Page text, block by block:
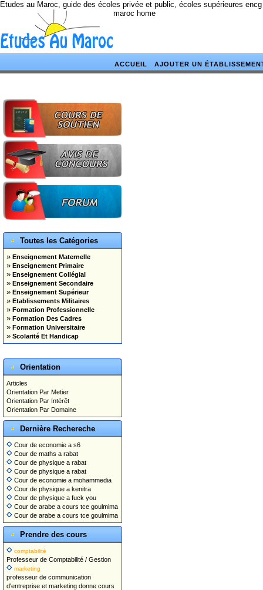
Etudes au Maroc, guide des écoles privée et public, écoles supérieures
maroc home
ACCUEIL AJOUTER UN
Toutes les Catégories
» Enseignement Maternelle
» Enseignement Primaire
» Enseignement Collégial
» Enseignement Secondaire
» Enseignement Supérieur
» Etablissements Militaires
» Formation Professionnelle
» Formation Des Cadres
» Formation Universitaire
» Scolarité Et Handicap
Orientation
Articles
Orientation Par Metier
Orientation Par Intérêt
Orientation Par Domaine
Dernière Rechereche
Cour de economie a s6
Cour de maths a rabat
Cour de physique a rabat
Cour de physique a rabat
Cour de economie a mohammedia
Cour de physique a kenitra
Cour de physique a fuck you
Cour de arabe a cours tce goulmima
Cour de arabe a cours tce goulmima
Prendre des cours
comptabilité
Professeur de Comptabilité / Gestion
marketing
professeur de communication
d'entreprise et marketing donne cours